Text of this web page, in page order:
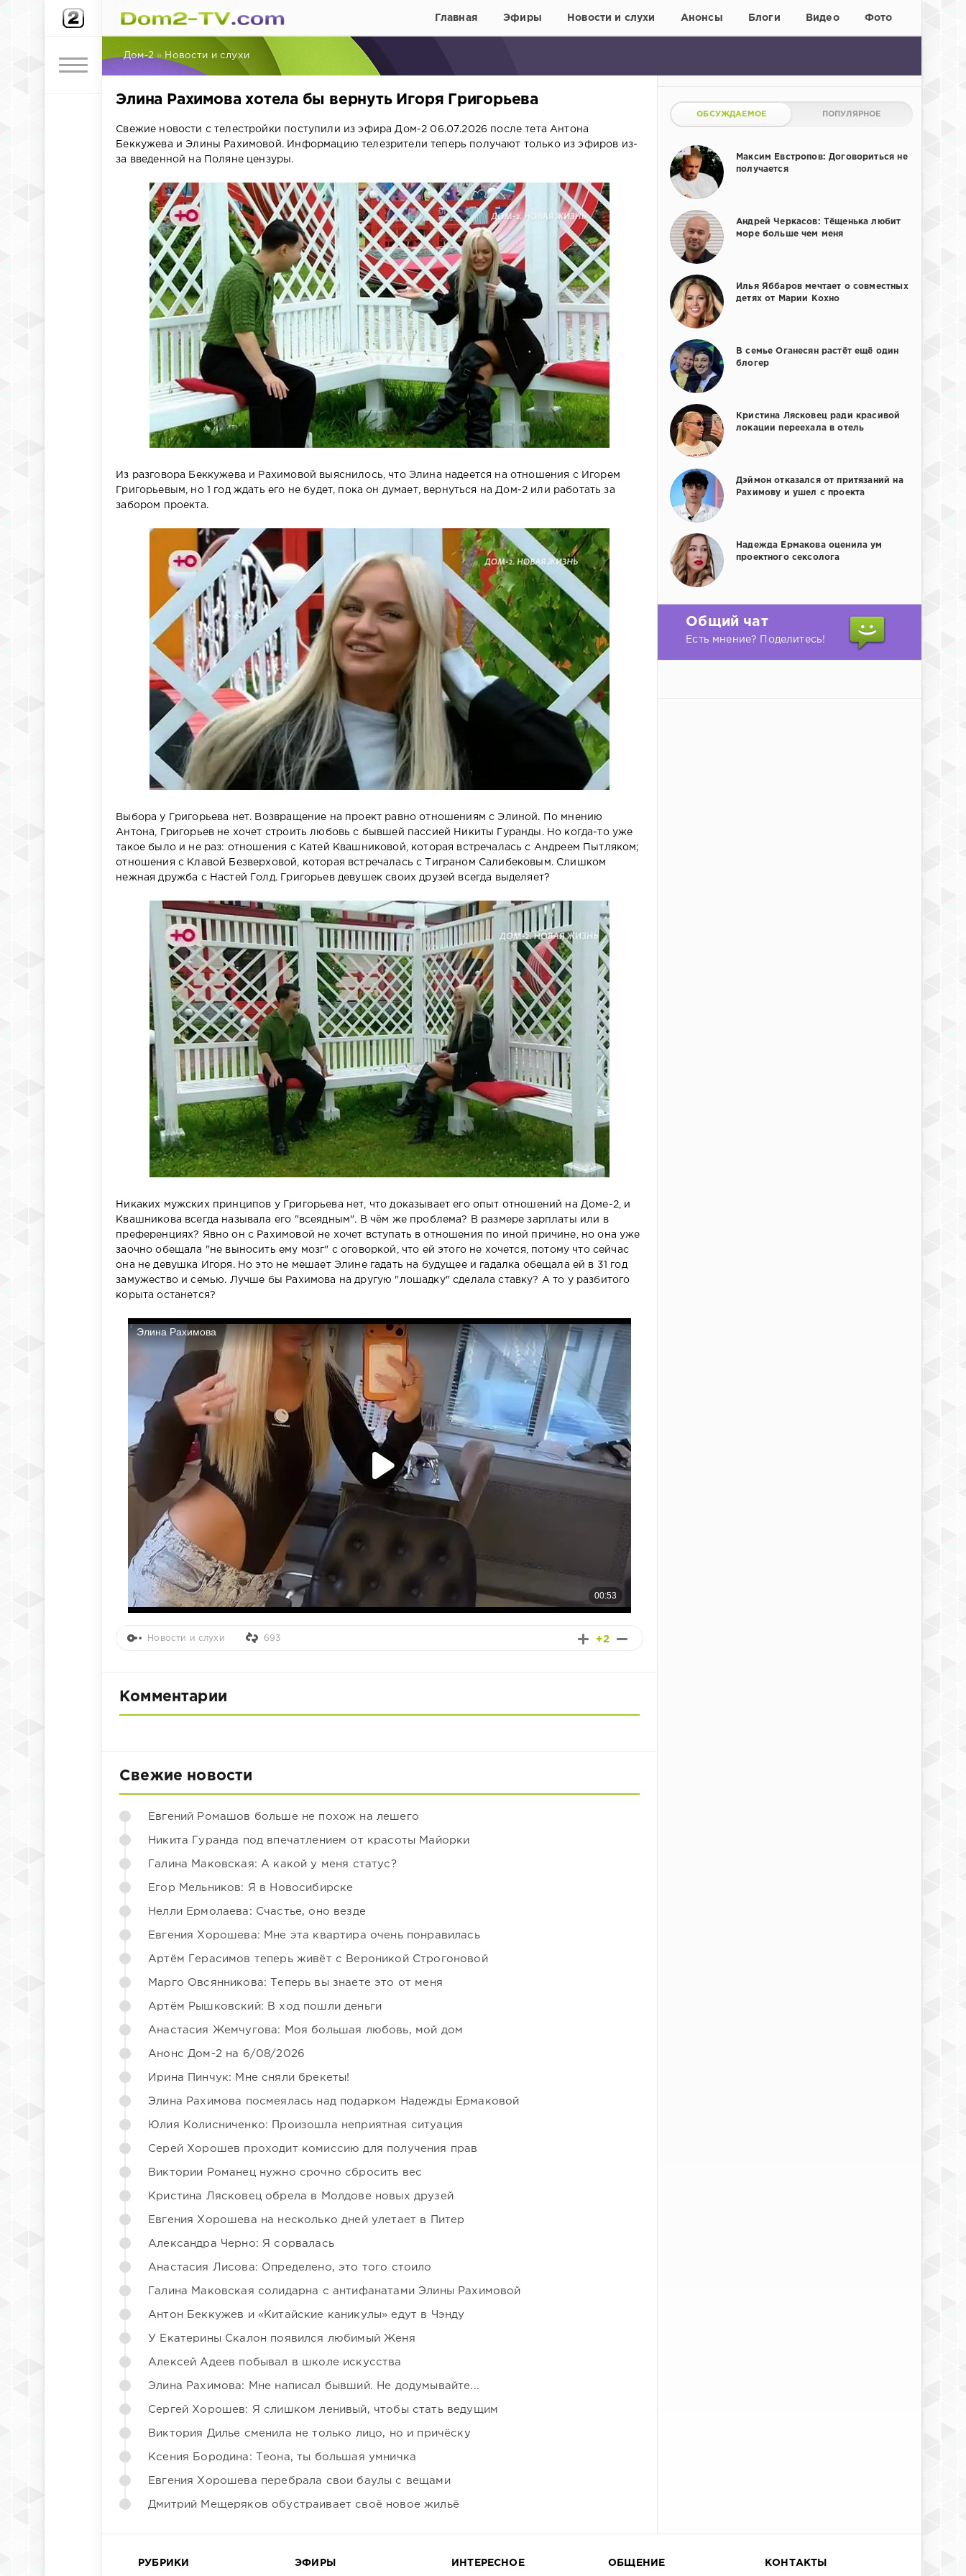
Главная Эфиры Новости и слухи Анонсы Блоги Видео Фото
Дом-2 » Новости и слухи
Элина Рахимова хотела бы вернуть Игоря Григорьева
Свежие новости с телестройки поступили из эфира Дом-2 06.07.2026 после тета Антона
Беккужева и Элины Рахимовой. Информацию телезрители теперь получают только из эфиров из-
за введенной на Поляне цензуры.
Из разговора Беккужева и Рахимовой выяснилось, что Элина надеется на отношения с Игорем
Григорьевым, но 1 год ждать его не будет, пока он думает, вернуться на Дом-2 или работать за
забором проекта.
Выбора у Григорьева нет. Возвращение на проект равно отношениям с Элиной. По мнению
Антона, Григорьев не хочет строить любовь с бывшей пассией Никиты Гуранды. Но когда-то уже
такое было и не раз: отношения с Катей Квашниковой, которая встречалась с Андреем Пытляком;
отношения с Клавой Безверховой, которая встречалась с Тиграном Салибековым. Слишком
нежная дружба с Настей Голд. Григорьев девушек своих друзей всегда выделяет?
Никаких мужских принципов у Григорьева нет, что доказывает его опыт отношений на Доме-2, и
Квашникова всегда называла его "всеядным". В чём же проблема? В размере зарплаты или в
преференциях? Явно он с Рахимовой не хочет вступать в отношения по иной причине, но она уже
заочно обещала "не выносить ему мозг" с оговоркой, что ей этого не хочется, потому что сейчас
она не девушка Игоря. Но это не мешает Элине гадать на будущее и гадалка обещала ей в 31 год
замужество и семью. Лучше бы Рахимова на другую "лошадку" сделала ставку? А то у разбитого
корыта останется?
+2
Новости и слухи 693
Комментарии
Свежие новости
Евгений Ромашов больше не похож на лешего
Никита Гуранда под впечатлением от красоты Майорки
Галина Маковская: А какой у меня статус?
Егор Мельников: Я в Новосибирске
Нелли Ермолаева: Счастье, оно везде
Евгения Хорошева: Мне эта квартира очень понравилась
Артём Герасимов теперь живёт с Вероникой Строгоновой
Марго Овсянникова: Теперь вы знаете это от меня
Артём Рышковский: В ход пошли деньги
Анастасия Жемчугова: Моя большая любовь, мой дом
Анонс Дом-2 на 6/08/2026
Ирина Пинчук: Мне сняли брекеты!
Элина Рахимова посмеялась над подарком Надежды Ермаковой
Юлия Колисниченко: Произошла неприятная ситуация
Серей Хорошев проходит комиссию для получения прав
Виктории Романец нужно срочно сбросить вес
Кристина Лясковец обрела в Молдове новых друзей
Евгения Хорошева на несколько дней улетает в Питер
Александра Черно: Я сорвалась
Анастасия Лисова: Определено, это того стоило
Галина Маковская солидарна с антифанатами Элины Рахимовой
Антон Беккужев и «Китайские каникулы» едут в Чэнду
У Екатерины Скалон появился любимый Женя
Алексей Адеев побывал в школе искусства
Элина Рахимова: Мне написал бывший. Не додумывайте...
Сергей Хорошев: Я слишком ленивый, чтобы стать ведущим
Виктория Дилье сменила не только лицо, но и причёску
Ксения Бородина: Теона, ты большая умничка
Евгения Хорошева перебрала свои баулы с вещами
Дмитрий Мещеряков обустраивает своё новое жильё
ОБСУЖДАЕМОЕ ПОПУЛЯРНОЕ
Максим Евстропов: Договориться не
получается
Андрей Черкасов: Тёщенька любит
море больше чем меня
Илья Яббаров мечтает о совместных
детях от Марии Кохно
В семье Оганесян растёт ещё один
блогер
Кристина Лясковец ради красивой
локации переехала в отель
Дэймон отказался от притязаний на
Рахимову и ушел с проекта
Надежда Ермакова оценила ум
проектного сексолога
Общий чат
Есть мнение? Поделитесь!
РУБРИКИ ЭФИРЫ ИНТЕРЕСНОЕ ОБЩЕНИЕ КОНТАКТЫ